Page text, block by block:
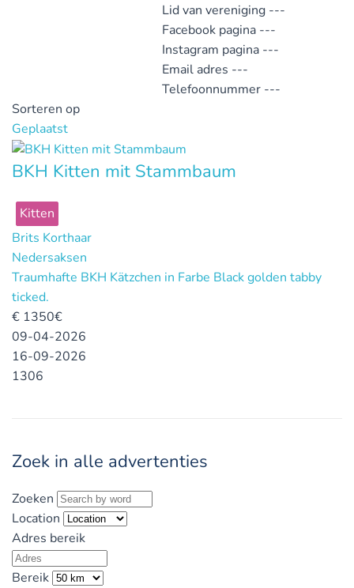
Lid van vereniging ---
Facebook pagina ---
Instagram pagina ---
Email adres ---
Telefoonnummer ---
Sorteren op
Geplaatst
BKH Kitten mit Stammbaum
Kitten
Brits Korthaar
Nedersaksen
Traumhafte BKH Kätzchen in Farbe Black golden tabby
ticked.
€ 1350€
09-04-2026
16-09-2026
1306
Zoek in alle advertenties
Zoeken
Location
Adres bereik
Bereik